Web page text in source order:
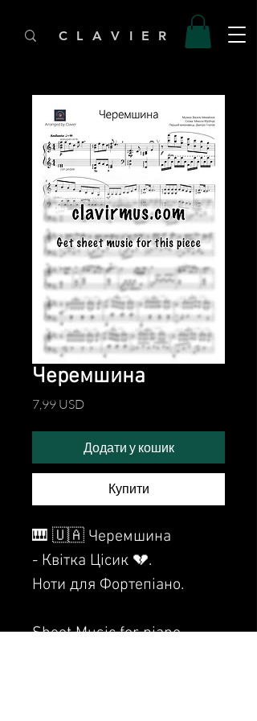
C L A V I E R
Черемшина
7,99 USDЦіна
Додати у кошик
Купити
🎹 🇺🇦 Черемшина
- Квітка Цісик 💔.
Ноти для Фортепіано.
Sheet Music for piano.